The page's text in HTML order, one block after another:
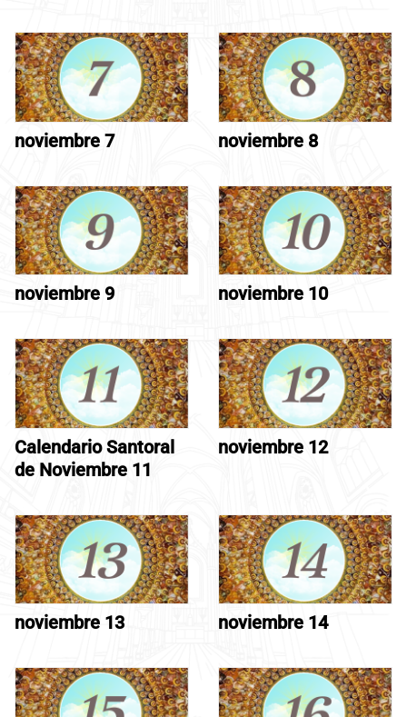
noviembre 7 noviembre 8
noviembre 9 noviembre 10
Calendario Santoral
de Noviembre 11
noviembre 12
noviembre 13 noviembre 14